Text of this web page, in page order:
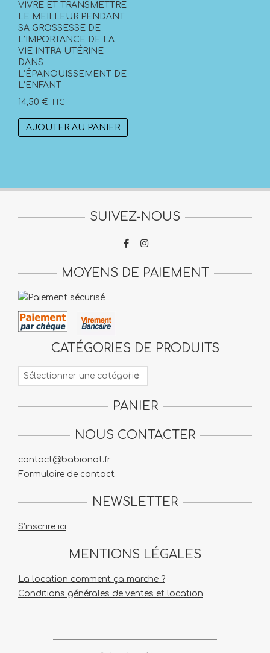
VIVRE ET TRANSMETTRE
LE MEILLEUR PENDANT
SA GROSSESSE DE
L’IMPORTANCE DE LA
VIE INTRA UTÉRINE
DANS
L’ÉPANOUISSEMENT DE
L’ENFANT
14,50 € TTC
AJOUTER AU PANIER
SUIVEZ-NOUS
MOYENS DE PAIEMENT
CATÉGORIES DE PRODUITS
PANIER
NOUS CONTACTER
contact@babionat.fr
Formulaire de contact
NEWSLETTER
S’inscrire ici
MENTIONS LÉGALES
La location comment ça marche ?
Conditions générales de ventes et location